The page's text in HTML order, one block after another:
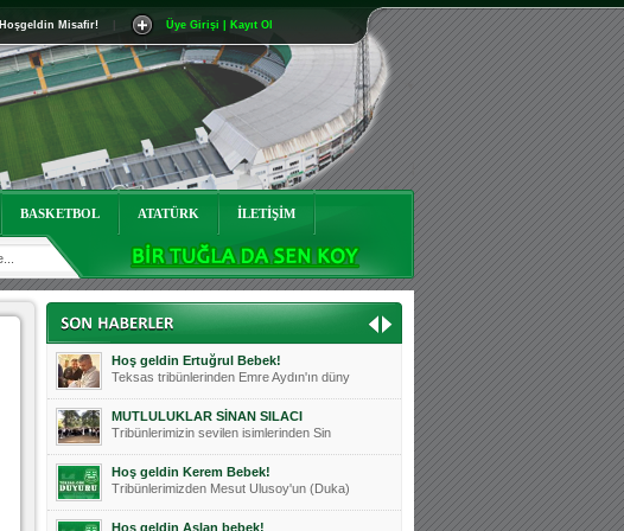
Hoşgeldin Misafir! Üye Girişi | Kayıt Ol
BASKETBOL ATATÜRK İLETİŞİM
Mutluluklar Ceyhun Tetik
Teksas tribünlerinin sevilen isimlerinde
Bursasporumuzun önü açılsın is
Teksaslı Bursasporlular Derneği Başkanı
Hoş geldin Alaz Bebek!
Teksas.org sistem yöneticisi, ekibimizin
Hoş geldin Göktuğ Bebek!
Teksas.org ekibimizden ve tribünlerimizi
Hoş geldin Kadir Kağan Bebek!
Teksas tribünlerinden Basri İleri'nin dü
Hoş geldin Ertuğrul Bebek!
Teksas tribünlerinden Emre Aydın'ın düny
MUTLULUKLAR SİNAN SILACI
Tribünlerimizin sevilen isimlerinden Sin
Hoş geldin Kerem Bebek!
Tribünlerimizden Mesut Ulusoy'un (Duka)
Hoş geldin Aslan bebek!